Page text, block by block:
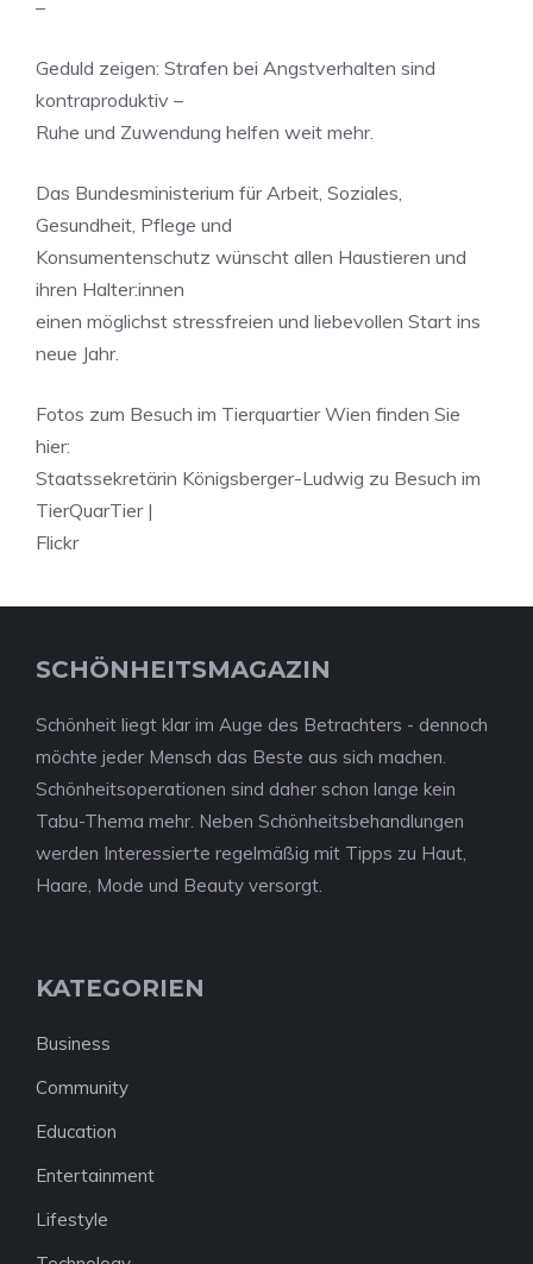
–
Geduld zeigen: Strafen bei Angstverhalten sind
kontraproduktiv –
Ruhe und Zuwendung helfen weit mehr.
Das Bundesministerium für Arbeit, Soziales,
Gesundheit, Pflege und
Konsumentenschutz wünscht allen Haustieren und
ihren Halter:innen
einen möglichst stressfreien und liebevollen Start ins
neue Jahr.
Fotos zum Besuch im Tierquartier Wien finden Sie
hier:
Staatssekretärin Königsberger-Ludwig zu Besuch im
TierQuarTier |
Flickr
SCHÖNHEITSMAGAZIN
Schönheit liegt klar im Auge des Betrachters - dennoch
möchte jeder Mensch das Beste aus sich machen.
Schönheitsoperationen sind daher schon lange kein
Tabu-Thema mehr. Neben Schönheitsbehandlungen
werden Interessierte regelmäßig mit Tipps zu Haut,
Haare, Mode und Beauty versorgt.
KATEGORIEN
Business
Community
Education
Entertainment
Lifestyle